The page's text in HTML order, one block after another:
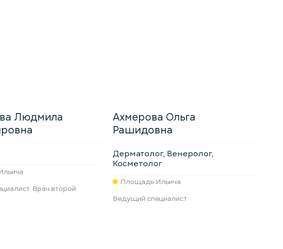
Людмила
Врач второй
Ахмерова Ольга
Рашидовна
Дерматолог, Венеролог,
Косметолог
Площадь Ильича
Ведущий специалист